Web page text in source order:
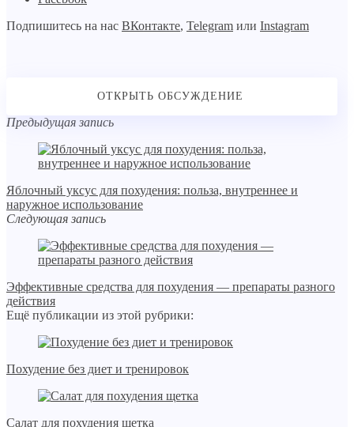
Подпишитесь на нас ВКонтакте, Telegram или Instagram
Предыдущая запись
Яблочный уксус для похудения: польза, внутреннее и
наружное использование
Следующая запись
Эффективные средства для похудения — препараты разного
действия
Ещё публикации из этой рубрики:
Похудение без диет и тренировок
Салат для похудения щетка